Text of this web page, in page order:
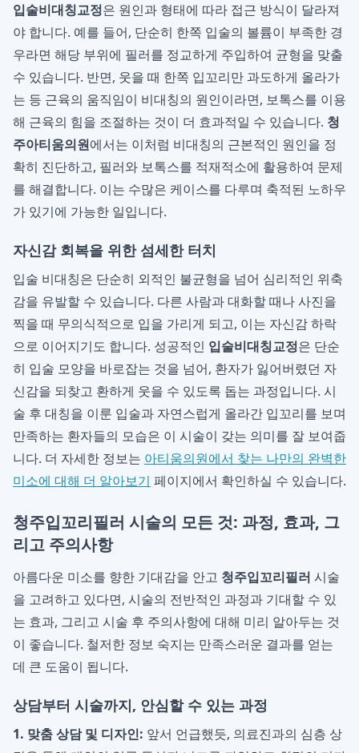
입술비대칭교정은 원인과 형태에 따라 접근 방식이 달라져
야 합니다. 예를 들어, 단순히 한쪽 입술의 볼륨이 부족한 경
우라면 해당 부위에 필러를 정교하게 주입하여 균형을 맞출
수 있습니다. 반면, 웃을 때 한쪽 입꼬리만 과도하게 올라가
는 등 근육의 움직임이 비대칭의 원인이라면, 보톡스를 이용
해 근육의 힘을 조절하는 것이 더 효과적일 수 있습니다. 청
주아티움의원에서는 이처럼 비대칭의 근본적인 원인을 정
확히 진단하고, 필러와 보톡스를 적재적소에 활용하여 문제
를 해결합니다. 이는 수많은 케이스를 다루며 축적된 노하우
가 있기에 가능한 일입니다.
자신감 회복을 위한 섬세한 터치
입술 비대칭은 단순히 외적인 불균형을 넘어 심리적인 위축
감을 유발할 수 있습니다. 다른 사람과 대화할 때나 사진을
찍을 때 무의식적으로 입을 가리게 되고, 이는 자신감 하락
으로 이어지기도 합니다. 성공적인 입술비대칭교정은 단순
히 입술 모양을 바로잡는 것을 넘어, 환자가 잃어버렸던 자
신감을 되찾고 환하게 웃을 수 있도록 돕는 과정입니다. 시
술 후 대칭을 이룬 입술과 자연스럽게 올라간 입꼬리를 보며
만족하는 환자들의 모습은 이 시술이 갖는 의미를 잘 보여줍
니다. 더 자세한 정보는 아티움의원에서 찾는 나만의 완벽한
미소에 대해 더 알아보기 페이지에서 확인하실 수 있습니다.
청주입꼬리필러 시술의 모든 것: 과정, 효과, 그
리고 주의사항
아름다운 미소를 향한 기대감을 안고 청주입꼬리필러 시술
을 고려하고 있다면, 시술의 전반적인 과정과 기대할 수 있
는 효과, 그리고 시술 후 주의사항에 대해 미리 알아두는 것
이 좋습니다. 철저한 정보 숙지는 만족스러운 결과를 얻는
데 큰 도움이 됩니다.
상담부터 시술까지, 안심할 수 있는 과정
1. 맞춤 상담 및 디자인: 앞서 언급했듯, 의료진과의 심층 상